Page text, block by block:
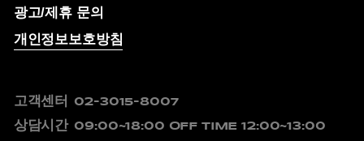
광고/제휴 문의
개인정보보호방침
고객센터 02-3015-8007
상담시간 09:00~18:00 OFF TIME 12:00~13:00